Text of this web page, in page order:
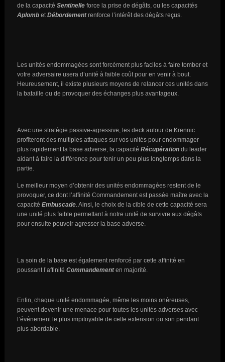
de la capacité Sentinelle force la prise de dégâts, ou les capacités
Aplomb etDébordementrenforce l’intérêt des dégâts reçus.
Les unités endommagées sont forcément plus faciles à faire tomber et
votre adversaire usera d’unité à faible coût pour en venir à bout.
Heureusement, il existe plusieurs moyens de relancer ces unités dans
la bataille ou de provoquer des échanges plus avantageux.
Avec une stratégie passive-agressive, les deck autour de Krennic
profiteront des multiples attaques sur vos unités pour endommager
plus rapidement la base adverse, la capacité Récupérationdu leader
aidant à faire la différence pour tenir un peu plus longtemps dans la
partie.
Le meilleur moyen d’obtenir des unités endommagées restent de le
provoquer, ce dont l’affinité Commandement est passée maître avec la
capacité Embuscade. Ainsi, le choix de la cible de cette capacité sera
une unité plus faible permettant à notre unité de survivre aux dégâts
pour ensuite pouvoir agresser la base adverse.
La soin de la base est également renforcé par cette affinité en
poussant l’affinité Commandementen majorité.
Enfin, chaque unité endommagée, même les moins onéreuses,
peuvent devenir une menace pour toutes les unités adverses avec
l’événement le plus impitoyable de cette extension ou son pendant
plus abordable.